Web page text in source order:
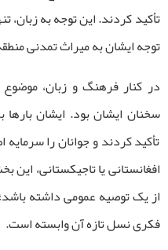
تأکید کردند. این توجه به زبان،
توجه ایشان به میراث تمدنی
در کنار فرهنگ و زبان،
سخنان ایشان بود. ایشان
تأکید کردند و جوانان را
افغانستانی یا تاجیکستانی،
از یک توصیه عمومی داشته
فکری نسل تازه آن وابسته است.